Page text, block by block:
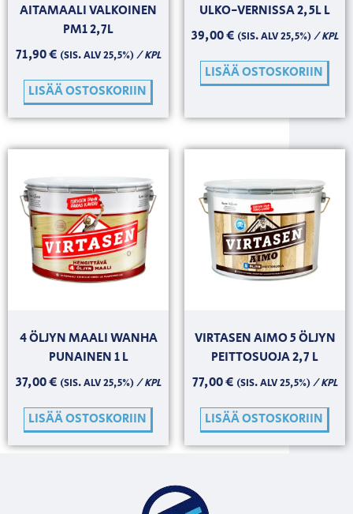
AITAMAALI VALKOINEN
PM1 2,7L
71,90€ (SIS. ALV 25,5%)/ KPL
LISÄÄ OSTOSKORIIN
ULKO-VERNISSA 2,5L L
39,00€ (SIS. ALV 25,5%)/ KPL
LISÄÄ OSTOSKORIIN
4 ÖLJYN MAALI WANHA
PUNAINEN 1 L
37,00€ (SIS. ALV 25,5%)/ KPL
LISÄÄ OSTOSKORIIN
VIRTASEN AIMO 5 ÖLJYN
PEITTOSUOJA 2,7 L
77,00€ (SIS. ALV 25,5%)/ KPL
LISÄÄ OSTOSKORIIN